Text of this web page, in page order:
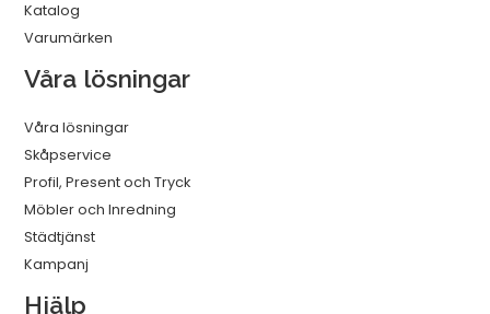
Katalog
Varumärken
Våra lösningar
Våra lösningar
Skåpservice
Profil, Present och Tryck
Möbler och Inredning
Städtjänst
Kampanj
Hjälp